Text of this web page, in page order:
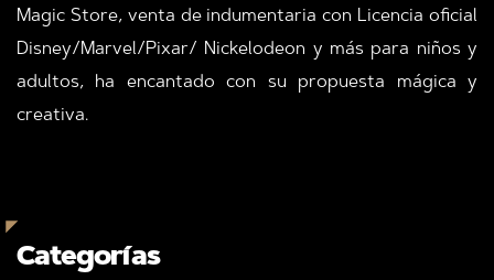
Magic Store, venta de indumentaria con Licencia oficial
Disney/Marvel/Pixar/ Nickelodeon y más para niños y
adultos, ha encantado con su propuesta mágica y
creativa.
Categorías